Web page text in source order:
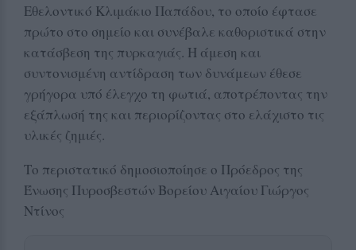
Εθελοντικό Κλιμάκιο Παπάδου, το οποίο έφτασε
πρώτο στο σημείο και συνέβαλε καθοριστικά στην
κατάσβεση της πυρκαγιάς. Η άμεση και
συντονισμένη αντίδραση των δυνάμεων έθεσε
γρήγορα υπό έλεγχο τη φωτιά, αποτρέποντας την
εξάπλωσή της και περιορίζοντας στο ελάχιστο τις
υλικές ζημιές.
Το περιστατικό δημοσιοποίησε ο Πρόεδρος της
Ένωσης Πυροσβεστών Βορείου Αιγαίου Γιώργος
Ντίνος